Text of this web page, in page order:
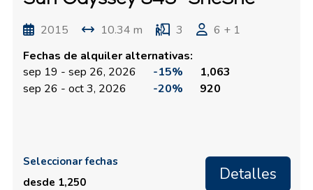
2015 10.34 m 3
6 + 1
Fechas de alquiler alternativas:
sep 19 - sep 26, 2026
-15%
1,063
sep 26 - oct 3, 2026
-20% 920
Seleccionar fechas
desde 1,250
Detalles